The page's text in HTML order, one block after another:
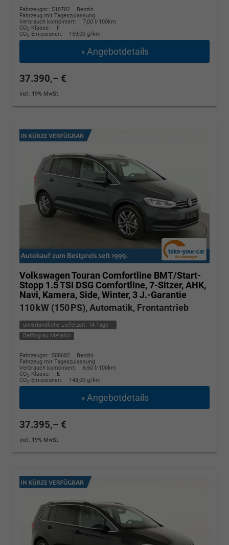
Fahrzeugnr.: 510782
Benzin
Fahrzeug mit Tageszulassung
Verbrauch kombiniert:
7,00 l/100km
CO2-Klasse:
F
CO2-Emissionen: 159,00 g/km
» Angebotdetails
37.390,– €
incl. 19% MwSt.
Volkswagen Touran Comfortline BMT/Start-
Stopp 1.5 TSI DSG Comfortline, 7-Sitzer, AHK,
Navi, Kamera, Side, Winter, 3 J.-Garantie
110 kW (150 PS), Automatik, Frontantrieb
unverbindliche Lieferzeit: 14 Tage
Delfingrau Metallic
Fahrzeugnr.: 508682
Benzin
Fahrzeug mit Tageszulassung
Verbrauch kombiniert:
6,50 l/100km
CO2-Klasse:
E
CO2-Emissionen: 148,00 g/km
» Angebotdetails
37.395,– €
incl. 19% MwSt.